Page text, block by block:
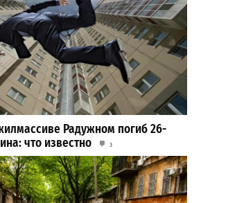
Радужном погиб 26-
что известно
3